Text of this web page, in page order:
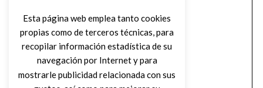
Esta página web emplea tanto cookies
propias como de terceros técnicas, para
recopilar información estadística de su
navegación por Internet y para
mostrarle publicidad relacionada con sus